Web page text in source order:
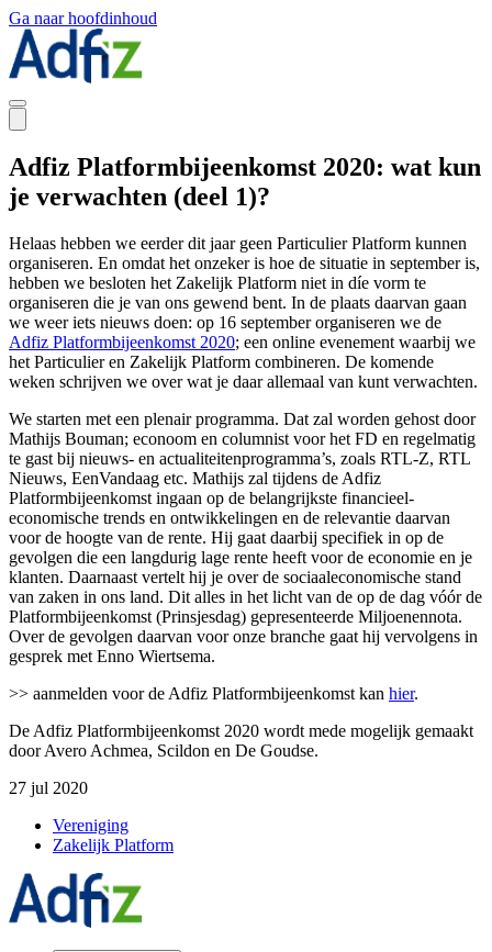
Ga naar hoofdinhoud
Adfiz Platformbijeenkomst 2020: wat kun
je verwachten (deel 1)?
Helaas hebben we eerder dit jaar geen Particulier Platform kunnen
organiseren. En omdat het onzeker is hoe de situatie in september is,
hebben we besloten het Zakelijk Platform niet in díe vorm te
organiseren die je van ons gewend bent. In de plaats daarvan gaan
we weeriets nieuws doen: op 16 september organiseren we de
Adfiz Platformbijeenkomst 2020; een online evenement waarbij we
het Particulieren Zakelijk Platform combineren. De komende
weken schrijven we over wat je daar allemaal van kunt verwachten.
We starten met een plenair programma. Dat zal worden gehost door
Mathijs Bouman; econoom en columnist voor het FD en regelmatig
te gast bij nieuws- en actualiteitenprogramma’s, zoals RTL-Z, RTL
Nieuws, EenVandaag etc. Mathijs zal tijdens de Adfiz
Platformbijeenkomst ingaan op de belangrijkste financieel-
economische trends en ontwikkelingen en de relevantie daarvan
voor de hoogte van de rente. Hij gaat daarbij specifiek in op de
gevolgen die een langdurig lage rente heeft voor de economie en je
klanten. Daarnaast vertelt hij je overde sociaaleconomische stand
van zaken in ons land. Dit alles in het licht van de op de dag vóór de
Platformbijeenkomst (Prinsjesdag) gepresenteerde Miljoenennota.
Over de gevolgen daarvan voor onze branche gaat hij vervolgens in
gesprek met Enno Wiertsema.
>> aanmelden voor de Adfiz Platformbijeenkomst kan hier.
De Adfiz Platformbijeenkomst 2020 wordt mede mogelijk gemaakt
door Avero Achmea, Scildon en De Goudse.
27 jul 2020
Vereniging
Zakelijk Platform